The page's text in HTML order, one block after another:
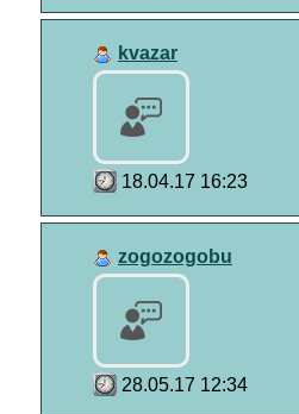
kvazar
18.04.17 16:23
zogozogobu
28.05.17 12:34